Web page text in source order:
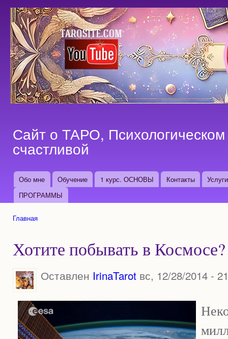
Сайт о ТАРО,
счастливой
Основные ссылки
Обо мне Обучение 1 курс. ОСНОВЫ Контакты
Услуги
ПРОГРАММЫ
Главная
Хотите побывать в Космосе?
Оставлен IrinaTarotвс, 12/28/2014 -